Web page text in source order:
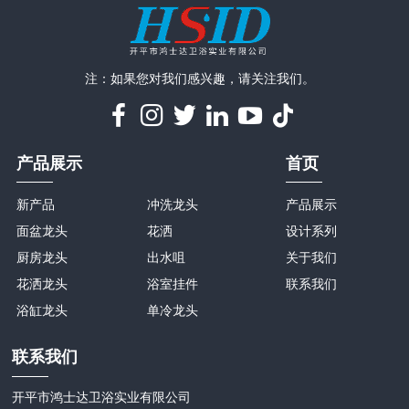
注：如果您对我们感兴趣，请关注我们。
产品展示
新产品
面盆龙头
厨房龙头
花洒龙头
浴缸龙头
冲洗龙头
花洒
出水咀
浴室挂件
单冷龙头
首页
产品展示
设计系列
关于我们
联系我们
联系我们
开平市鸿士达卫浴实业有限公司